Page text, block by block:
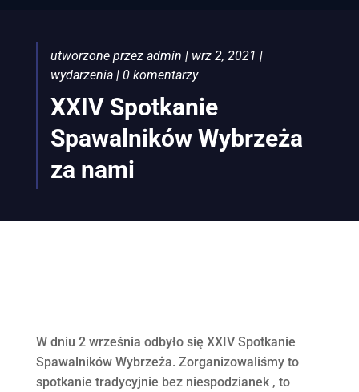
utworzone przez admin | wrz 2, 2021 |
wydarzenia| 0 komentarzy
XXIV Spotkanie
Spawalników Wybrzeża
za nami
W dniu 2 września odbyło się XXIV Spotkanie
Spawalników Wybrzeża. Zorganizowaliśmy to
spotkanie tradycyjnie bez niespodzianek , to